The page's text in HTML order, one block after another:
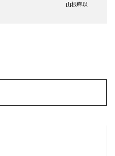
山根麻以